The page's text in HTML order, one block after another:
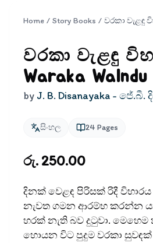
Home / Story Books /
වරකා වැළඳු
Waraka
by J. B. Disanayaka - ජේ.බී.
සිංහල 24 Pages
රු. 250.00
දිනක් වෙළඳ පිරිසක් රිදී
නැවත ගමන ආරම්භ කරන්න
හරක් නැති බව දුටුවා. මෙහෙම
හොයන විට පුදුම වරකා සුවඳක්